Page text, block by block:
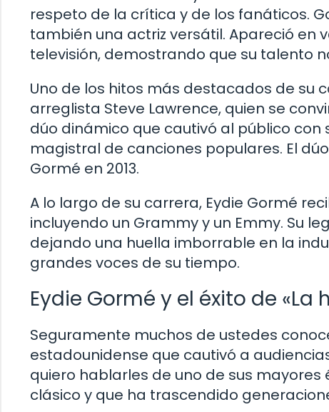
respeto de la crítica y de los fanáticos.
también una actriz versátil. Apareció
televisión, demostrando que su talento
Uno de los hitos más destacados de su
arreglista Steve Lawrence, quien se
dúo dinámico que cautivó al público
magistral de canciones populares. El
Gormé en 2013.
A lo largo de su carrera, Eydie Gormé
incluyendo un Grammy y un Emmy. Su
dejando una huella imborrable en la
grandes voces de su tiempo.
Eydie Gormé y el éxito de
Seguramente muchos de ustedes
estadounidense que cautivó a
quiero hablarles de uno de sus
clásico y que ha trascendido